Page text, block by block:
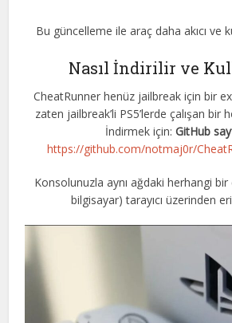
Bu güncelleme ile araç daha akıcı ve
Nasıl İndirilir ve
CheatRunner henüz jailbreak için bir
zaten jailbreak’li PS5’lerde çalışan bir
İndirmek için: GitHub
https://github.com/notmaj0r/
Konsolunuzla aynı ağdaki herhangi
bilgisayar) tarayıcı üzerinden